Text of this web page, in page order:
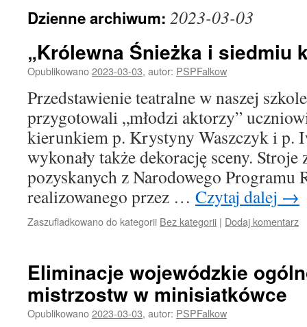
Dzienne archiwum: 2023-03-03
„Królewna Śnieżka i siedmiu
Opublikowano2023-03-03, autor: PSPFalkow
Przedstawienie teatralne w naszej
przygotowali „młodzi aktorzy”
kierunkiem p. Krystyny Waszczyk i p.
wykonały także dekorację sceny.
pozyskanych z Narodowego Programu
realizowanego przez … Czytaj dalej →
Zaszufladkowano do kategorii Bez kategorii | Dodaj komentarz
Eliminacje wojewódzkie
mistrzostw w minisiatkówce
Opublikowano2023-03-03, autor: PSPFalkow